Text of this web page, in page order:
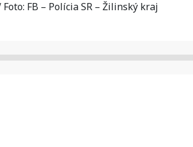
FB – Polícia SR – Žilinský kraj